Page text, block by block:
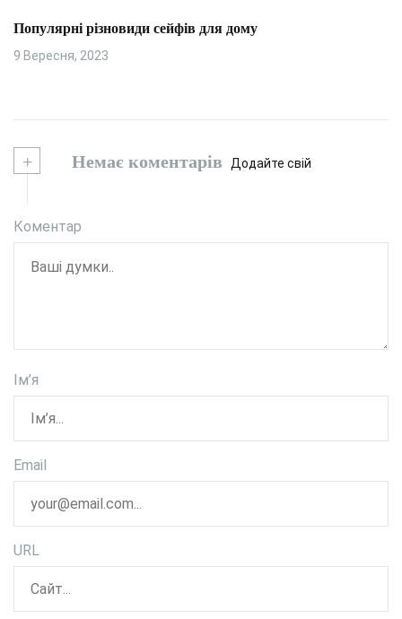
Популярні різновиди сейфів для дому
9 Вересня, 2023
+ Немає коментарів Додайте свій
Коментар
Ім’я
Email
URL